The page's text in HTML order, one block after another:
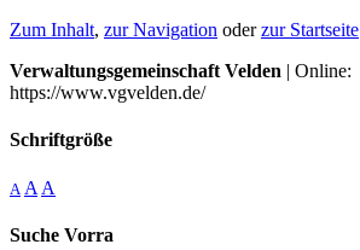
Zum Inhalt, zur Navigation oderzur Startseite
Verwaltungsgemeinschaft Velden | Online:
https://www.vgvelden.de/
Schriftgröße
A A A
Suche Vorra